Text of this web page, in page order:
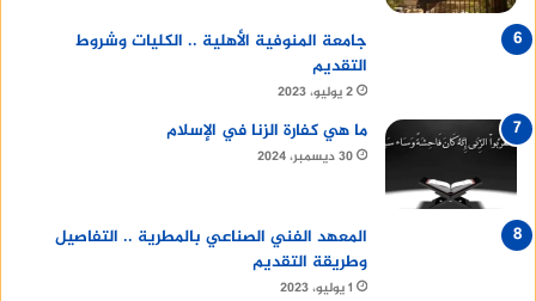
جامعة المنوفية الأهلية .. الكليات وشروط
التقديم
2 يوليو، 2023
ما هي كفارة الزنا في الإسلام
30 ديسمبر، 2024
المعهد الفني الصناعي بالمطرية .. التفاصيل
وطريقة التقديم
1 يوليو، 2023